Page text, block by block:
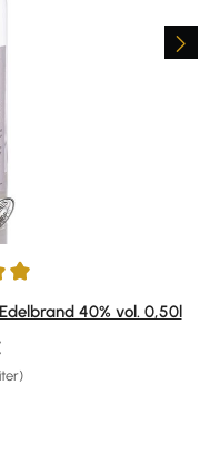
von 5 Sternen
40% vol. 0,50l
Preis: